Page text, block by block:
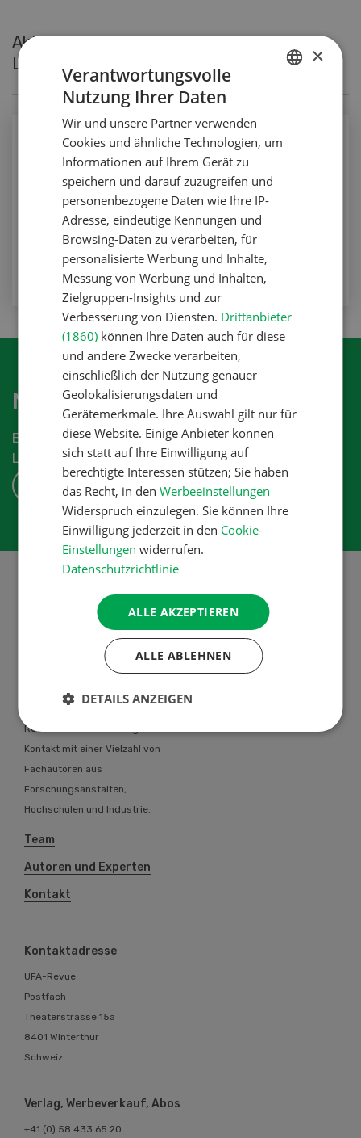
Aktuelle Artikel von Dr. med. vet. Isabelle
Lüchinger
Nutztiere
Stark verbreitet und wenig bekannt: Was
sind Coxiellen?
Nutztiere
Newsletter abonnieren
Erhalten Sie die aktuellen News aus der
Landwirtschaftsbranche.
ABONNIEREN
Die UFA-Revue bietet allen
Schweizer Landwirtinnen und
Problemlösungen an. Das UFA-
Revue Team steht in engem
Kontakt mit einer Vielzahl von
Fachautoren aus
Forschungsanstalten,
Hochschulen und Industrie.
Team
Autoren und Experten
Kontakt
Kontaktadresse
UFA-Revue
Postfach
Theaterstrasse 15a
8401 Winterthur
Schweiz
Verlag, Werbeverkauf, Abos
+41 (0) 58 433 65 20
×
Verantwortungsvolle
Nutzung Ihrer Daten
Wir und unsere Partner verwenden
Cookies und ähnliche Technologien, um
Informationen auf Ihrem Gerät zu
speichern und darauf zuzugreifen und
personenbezogene Daten wie Ihre IP-
Adresse, eindeutige Kennungen und
Browsing-Daten zu verarbeiten, für
personalisierte Werbung und Inhalte,
Messung von Werbung und Inhalten,
Zielgruppen-Insights und zur
Verbesserung von Diensten. Drittanbieter
(1860) können Ihre Daten auch für diese
und andere Zwecke verarbeiten,
einschließlich der Nutzung genauer
Geolokalisierungsdaten und
Gerätemerkmale. Ihre Auswahl gilt nur für
diese Website. Einige Anbieter können
sich statt auf Ihre Einwilligung auf
berechtigte Interessen stützen; Sie haben
das Recht, in denWerbeeinstellungen
Widerspruch einzulegen. Sie können Ihre
Einwilligung jederzeit in den Cookie-
Einstellungen widerrufen.
Datenschutzrichtlinie
ALLE AKZEPTIEREN
ALLE ABLEHNEN
DETAILS ANZEIGEN